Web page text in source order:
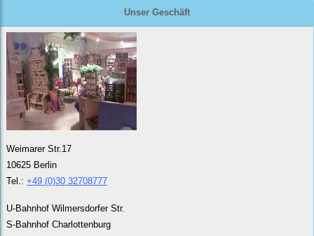
Unser Geschäft
Weimarer Str.17
10625 Berlin
Tel.: +49 (0)30 32708777
U-Bahnhof Wilmersdorfer Str.
S-Bahnhof Charlottenburg